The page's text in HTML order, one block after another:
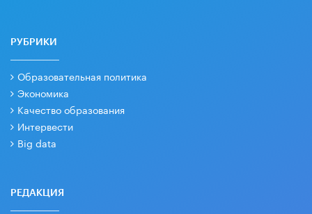
РУБРИКИ
Образовательная политика
Экономика
Качество образования
Интервести
Big data
РЕДАКЦИЯ